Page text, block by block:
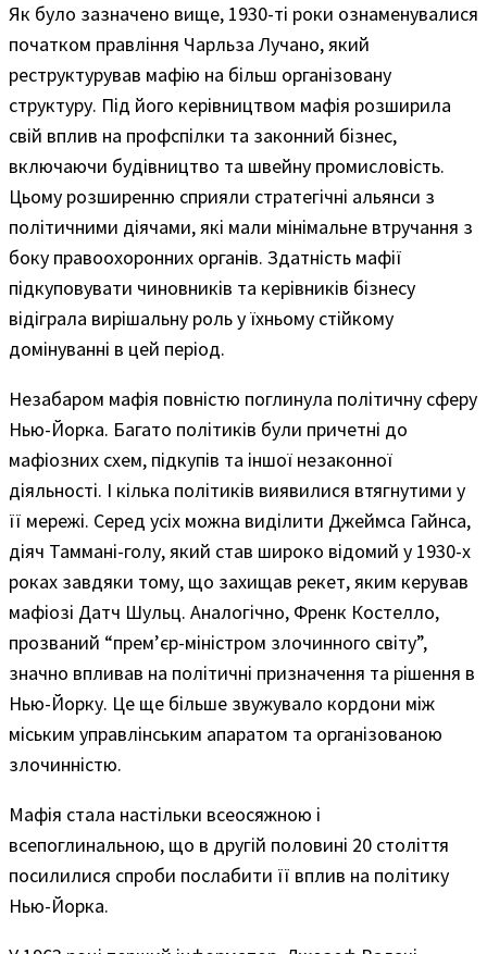
Як було зазначено вище, 1930-ті роки ознаменувалися
початком правління Чарльза Лучано, який
реструктурував мафію на більш організовану
структуру. Під його керівництвом мафія розширила
свій вплив на профспілки та законний бізнес,
включаючи будівництво та швейну промисловість.
Цьому розширенню сприяли стратегічні альянси з
політичними діячами, які мали мінімальне втручання з
боку правоохоронних органів. Здатність мафії
підкуповувати чиновників та керівників бізнесу
відіграла вирішальну роль у їхньому стійкому
домінуванні в цей період.
Незабаром мафія повністю поглинула політичну сферу
Нью-Йорка. Багато політиків були причетні до
мафіозних схем, підкупів та іншої незаконної
діяльності. І кілька політиків виявилися втягнутими у
її мережі. Серед усіх можна виділити Джеймса Гайнса,
діяч Таммані-голу, який став широко відомий у 1930-х
роках завдяки тому, що захищав рекет, яким керував
мафіозі Датч Шульц. Аналогічно, Френк Костелло,
прозваний “прем’єр-міністром злочинного світу”,
значно впливав на політичні призначення та рішення в
Нью-Йорку. Це ще більше звужувало кордони між
міським управлінським апаратом та організованою
злочинністю.
Мафія стала настільки всеосяжною і
всепоглинальною, що в другій половині 20 століття
посилилися спроби послабити її вплив на політику
Нью-Йорка.